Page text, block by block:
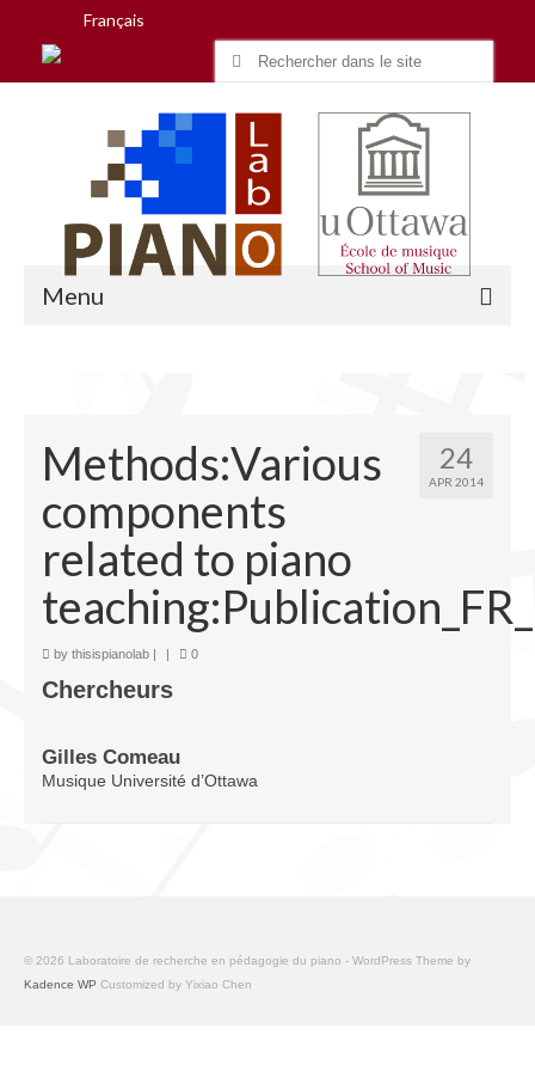
Français
Search
Menu
Recherche
Équipe
Infrastructure
Programmes
Publications
Ressources
Archives
24
APR 2014
Methods:Various
components
related to piano
by thisispianolab 0
Chercheurs
Gilles Comeau
Musique Université d’Ottawa
© 2026 Laboratoire de recherche en pédagogie du piano - WordPress Theme by
Kadence WP Customized by Yixiao Chen